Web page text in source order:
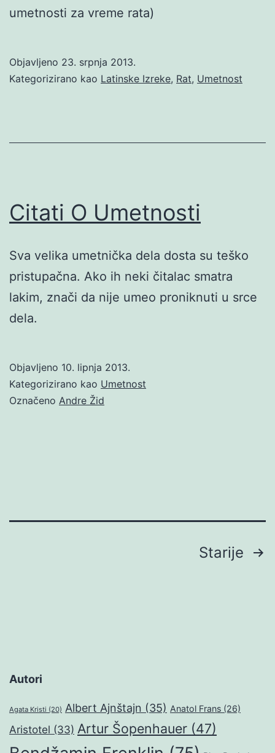
umetnosti za vreme rata)
Objavljeno 23. srpnja 2013.
Kategorizirano kao Latinske Izreke, Rat, Umetnost
Citati O Umetnosti
Sva velika umetnička dela dosta su teško
pristupačna. Ako ih neki čitalac smatra
lakim, znači da nije umeo proniknuti u srce
dela.
Objavljeno 10. lipnja 2013.
Kategorizirano kao Umetnost
Označeno Andre Žid
Starije
Autori
Agata Kristi (20) Albert Ajnštajn (35) Anatol Frans (26)
Aristotel (33) Artur Šopenhauer (47)